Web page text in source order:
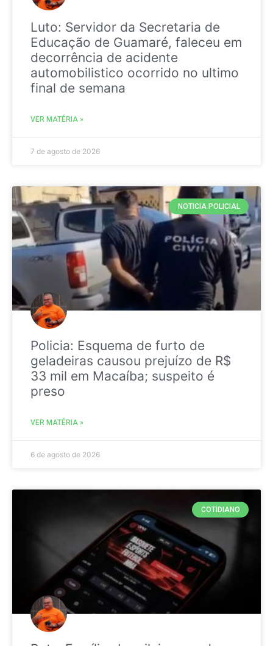
Luto: Servidor da Secretaria de
Educação de Guamaré, faleceu em
decorrência de acidente
automobilistico ocorrido no ultimo
final de semana
VER MATÉRIA »
7 de agosto de 2026
NOTICIA POLICIAL
Policia: Esquema de furto de
geladeiras causou prejuízo de R$
33 mil em Macaíba; suspeito é
preso
VER MATÉRIA »
6 de agosto de 2026
COTIDIANO